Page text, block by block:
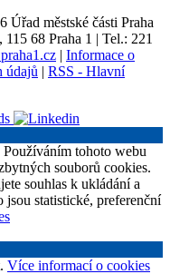
Úřad městské části Praha
68 Praha 1 | Tel.: 221
| Informace o
údajů | RSS - Hlavní
tohoto webu
souborů cookies.
souhlas k ukládání a
statistické, preferenční
Více informací o cookies